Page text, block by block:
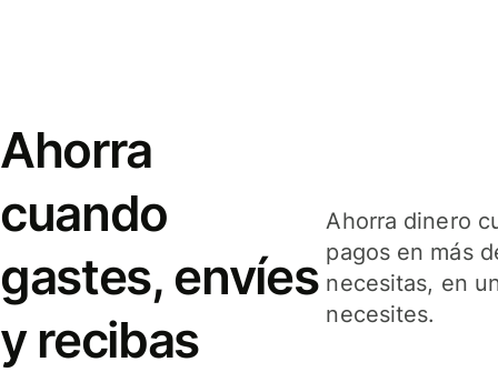
Ahorra
cuando
gastes, envíes
y recibas
Ahorra dinero
pagos en más
necesitas, en
necesites.